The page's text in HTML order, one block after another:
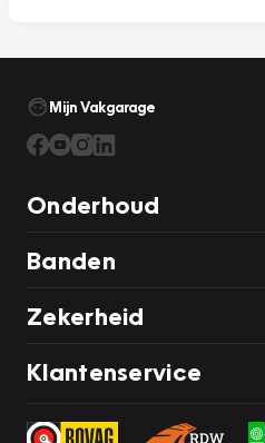
Mijn Vakgarage
Onderhoud
Banden
Zekerheid
Klantenservice